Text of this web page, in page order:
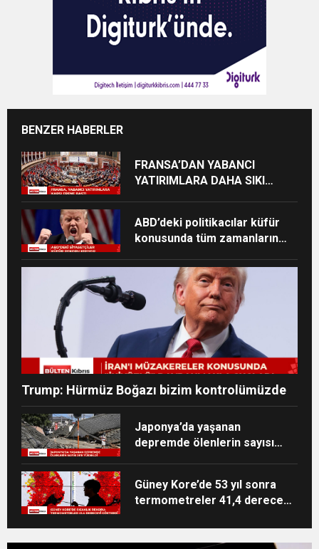
BENZER HABERLER
FRANSA’DAN YABANCI
YATIRIMLARA DAHA SIKI
ABD’deki politikacılar küfür
konusunda tüm zamanların
Trump: Hürmüz Boğazı bizim kontrolümüzde
Japonya’da yaşanan
depremde ölenlerin sayısı
Güney Kore’de 53 yıl sonra
termometreler 41,4 dereceyi